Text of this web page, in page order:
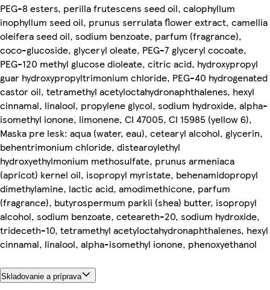
PEG-8 esters, perilla frutescens seed oil, calophyllum
inophyllum seed oil, prunus serrulata flower extract, camellia
oleifera seed oil, sodium benzoate, parfum (fragrance),
coco-glucoside, glyceryl oleate, PEG-7 glyceryl cocoate,
PEG-120 methyl glucose dioleate, citric acid, hydroxypropyl
guar hydroxypropyltrimonium chloride, PEG-40 hydrogenated
castor oil, tetramethyl acetyloctahydronaphthalenes, hexyl
cinnamal, linalool, propylene glycol, sodium hydroxide, alpha-
isomethyl ionone, limonene, CI 47005, CI 15985 (yellow 6),
Maska pre lesk: aqua (water, eau), cetearyl alcohol, glycerin,
behentrimonium chloride, distearoylethyl
hydroxyethylmonium methosulfate, prunus armeniaca
(apricot) kernel oil, isopropyl myristate, behenamidopropyl
dimethylamine, lactic acid, amodimethicone, parfum
(fragrance), butyrospermum parkii (shea) butter, isopropyl
alcohol, sodium benzoate, ceteareth-20, sodium hydroxide,
trideceth-10, tetramethyl acetyloctahydronaphthalenes, hexyl
cinnamal, linalool, alpha-isomethyl ionone, phenoxyethanol
Skladovanie a príprava